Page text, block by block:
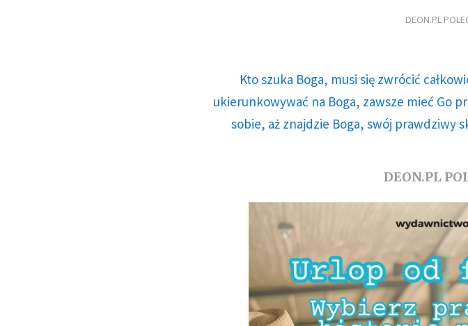
DEON.PL
Kto szuka Boga, musi się zwrócić
ukierunkowywać na Boga, zawsze mieć Go
sobie, aż znajdzie Boga, swój prawdziwy
DEON.PL